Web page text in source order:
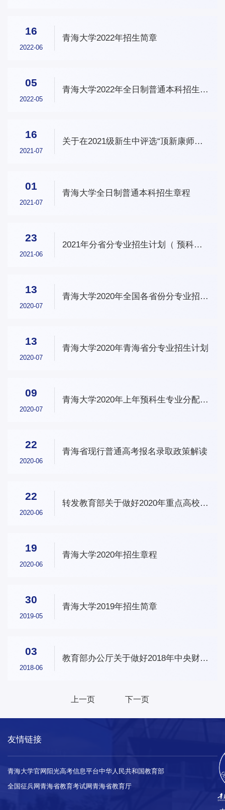
16
2022-06
青海大学2022年招生简章
05
2022-05
青海大学2022年全日制普通本科招生章
16
2021-07
关于在2021级新生中评选“顶新康师傅
01
2021-07
青海大学全日制普通本科招生章程
23
2021-06
2021年分省分专业招生计划（ 预科计
13
2020-07
青海大学2020年全国各省份分专业招生
13
2020-07
青海大学2020年青海省分专业招生计划
09
2020-07
青海大学2020年上年预科生专业分配计
22
2020-06
青海省现行普通高考报名录取政策解读
22
2020-06
转发教育部关于做好2020年重点高校招
19
2020-06
青海大学2020年招生章程
30
2019-05
青海大学2019年招生简章
03
2018-06
教育部办公厅关于做好2018年中央财政
上一页 下一页
友情链接
青海大学官网 阳光高考信息平台中华人民共和国教育部
全国征兵网青海省教育考试网青海省教育厅